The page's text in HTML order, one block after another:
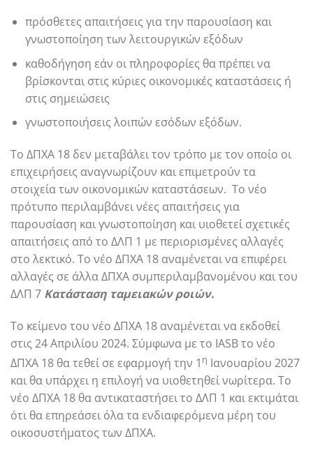
πρόσθετες απαιτήσεις για την παρουσίαση και
γνωστοποίηση των λειτουργικών εξόδων
καθοδήγηση εάν οι πληροφορίες θα πρέπει να
βρίσκονται στις κύριες οικονομικές καταστάσεις ή
στις σημειώσεις
γνωστοποιήσεις λοιπών εσόδων εξόδων.
Το ΔΠΧΑ 18 δεν μεταβάλει τον τρόπο με τον οποίο οι
επιχειρήσεις αναγνωρίζουν και επιμετρούν τα
στοιχεία των οικονομικών καταστάσεων. Το νέο
πρότυπο περιλαμβάνει νέες απαιτήσεις για
παρουσίαση και γνωστοποίηση και υιοθετεί σχετικές
απαιτήσεις από το ΔΛΠ 1 με περιορισμένες αλλαγές
στο λεκτικό. Το νέο ΔΠΧΑ 18 αναμένεται να επιφέρει
αλλαγές σε άλλα ΔΠΧΑ συμπεριλαμβανομένου και του
ΔΛΠ 7 Κατάσταση ταμειακών ροιών.
Το κείμενο του νέο ΔΠΧΑ 18 αναμένεται να εκδοθεί
στις 24 Απριλίου 2024. Σύμφωνα με το IASB το νέο
ΔΠΧΑ 18 θα τεθεί σε εφαρμογή την 1 η Ιανουαρίου 2027
και θα υπάρχει η επιλογή να υιοθετηθεί νωρίτερα. Το
νέο ΔΠΧΑ 18 θα αντικαταστήσει το ΔΛΠ 1 και εκτιμάται
ότι θα επηρεάσει όλα τα ενδιαφερόμενα μέρη του
οικοσυστήματος των ΔΠΧΑ.